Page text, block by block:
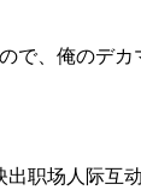
で、俺のデ
职场人际